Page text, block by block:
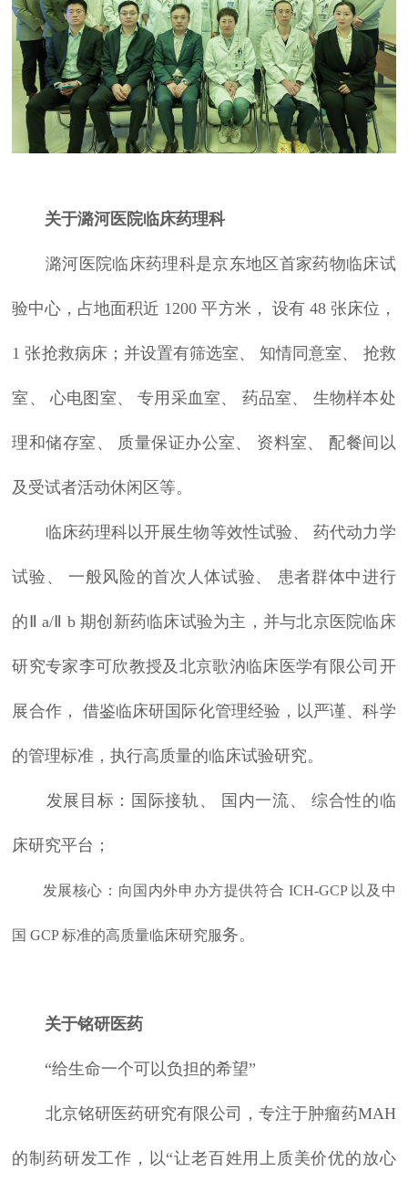
关于潞河医院临床药理科
潞河医院临床药理科是京东地区首家药物临床试
验中心，占地面积近 1200 平方米， 设有 48 张床位，
1 张抢救病床；并设置有筛选室、 知情同意室、 抢救
室、 心电图室、 专用采血室、 药品室、 生物样本处
理和储存室、 质量保证办公室、 资料室、 配餐间以
及受试者活动休闲区等。
临床药理科以开展生物等效性试验、 药代动力学
试验、 一般风险的首次人体试验、 患者群体中进行
的Ⅱ a/Ⅱ b 期创新药临床试验为主，并与北京医院临床
研究专家李可欣教授及北京歌汭临床医学有限公司开
展合作， 借鉴临床研国际化管理经验，以严谨、科学
的管理标准，执行高质量的临床试验研究。
发展目标：国际接轨、 国内一流、 综合性的临
床研究平台；
发展核心：向国内外申办方提供符合 ICH-GCP 以及中
国 GCP 标准的高质量临床研究服务。
关于铭研医药
“给生命一个可以负担的希望”
北京铭研医药研究有限公司，专注于肿瘤药MAH
的制药研发工作，以“让老百姓用上质美价优的放心